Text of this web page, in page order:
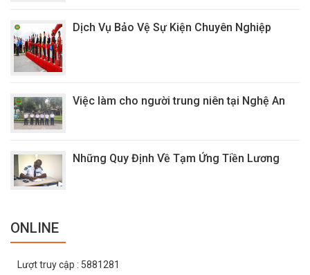
Dịch Vụ Bảo Vệ Sự Kiện Chuyên Nghiệp
Việc làm cho người trung niên tại Nghệ An
Những Quy Định Về Tạm Ứng Tiền Lương
ONLINE
Lượt truy cập : 5881281